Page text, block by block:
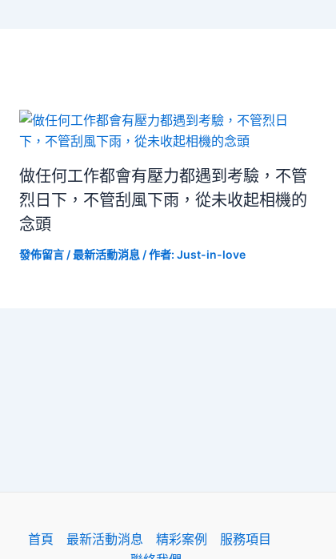
做任何工作都會有壓力都遇到考驗，不管
烈日下，不管刮風下雨，從未收起相機的
念頭
發佈留言 /最新活動消息 / 作者: Just-in-love
首頁 最新活動消息 精彩案例
服務項目